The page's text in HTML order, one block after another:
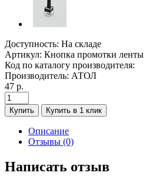
Доступность: На складе
Артикул: Кнопка промотки ленты
Код по каталогу производителя:
Производитель: АТОЛ
47 р.
Купить Купить в 1 клик
Описание
Отзывы (0)
Написать отзыв